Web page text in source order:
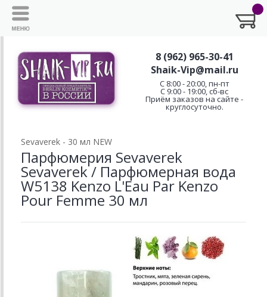
8 (962) 965-30-41
Shaik-Vip@mail.ru
C 8:00 - 20:00, пн-пт
С 9:00 - 19:00, сб-вс
Приём заказов на сайте -
круглосуточно.
Sevaverek - 30 мл NEW
Парфюмерия Sevaverek
Sevaverek / Парфюмерная вода
W5138 Kenzo L'Eau Par Kenzo
Pour Femme 30 мл